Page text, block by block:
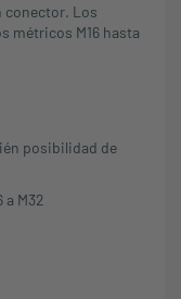
conector. Los
métricos M16 hasta
posibilidad de
a M32